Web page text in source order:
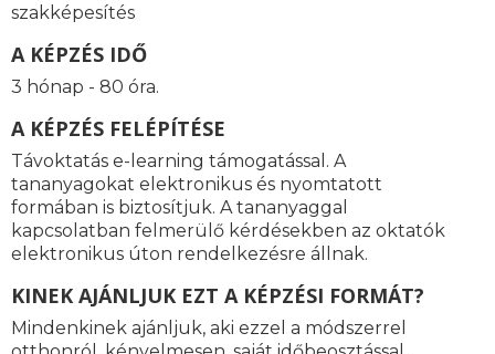
szakképesítés
A KÉPZÉS IDŐ
3 hónap - 80 óra.
A KÉPZÉS FELÉPÍTÉSE
Távoktatás e-learning támogatással. A
tananyagokat elektronikus és nyomtatott
formában is biztosítjuk. A tananyaggal
kapcsolatban felmerülő kérdésekben az oktatók
elektronikus úton rendelkezésre állnak.
KINEK AJÁNLJUK EZT A KÉPZÉSI FORMÁT?
Mindenkinek ajánljuk, aki ezzel a módszerrel